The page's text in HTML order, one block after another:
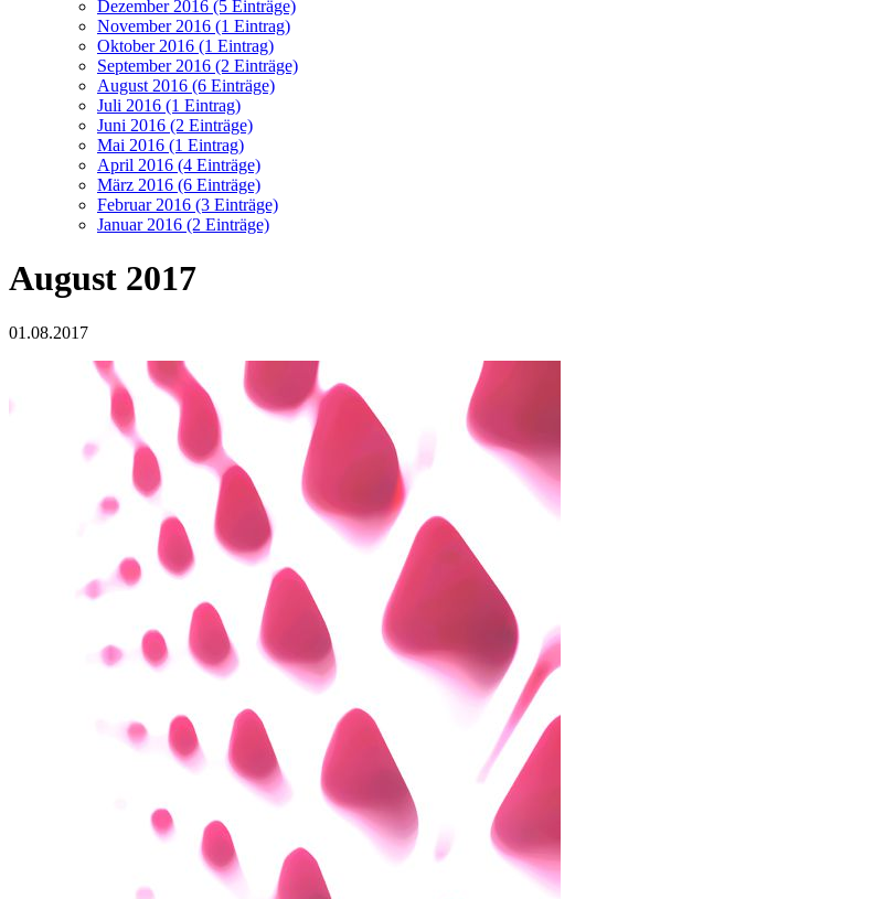
Dezember 2016 (5 Einträge)
November 2016 (1 Eintrag)
Oktober 2016 (1 Eintrag)
September 2016 (2 Einträge)
August 2016 (6 Einträge)
Juli 2016 (1 Eintrag)
Juni 2016 (2 Einträge)
Mai 2016 (1 Eintrag)
April 2016 (4 Einträge)
März 2016 (6 Einträge)
Februar 2016 (3 Einträge)
Januar 2016 (2 Einträge)
August 2017
01.08.2017